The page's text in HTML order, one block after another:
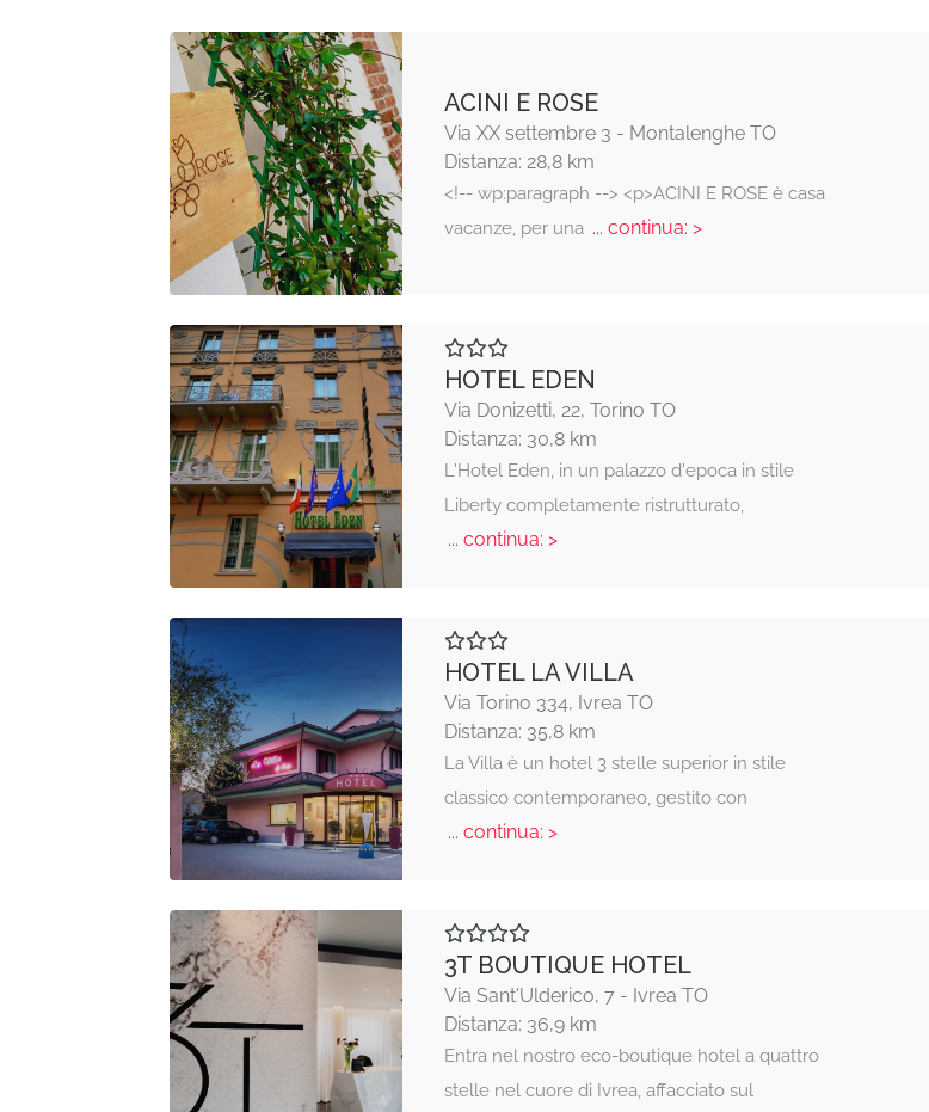
ACINI E ROSE
Via XX settembre 3 - Montalenghe TO
Distanza: 28,8 km
<!-- wp:paragraph --> <p>ACINI E ROSE è casa
vacanze, per una... continua: >
HOTEL EDEN
Via Donizetti, 22, Torino TO
Distanza: 30,8 km
L'Hotel Eden, in un palazzo d'epoca in stile
Liberty completamente ristrutturato,
... continua: >
HOTEL LA VILLA
Via Torino 334, Ivrea TO
Distanza: 35,8 km
La Villa è un hotel 3 stelle superior in stile
classico contemporaneo, gestito con
... continua: >
3T BOUTIQUE HOTEL
Via Sant'Ulderico, 7 - Ivrea TO
Distanza: 36,9 km
Entra nel nostro eco-boutique hotel a quattro
stelle nel cuore di Ivrea, affacciato sul